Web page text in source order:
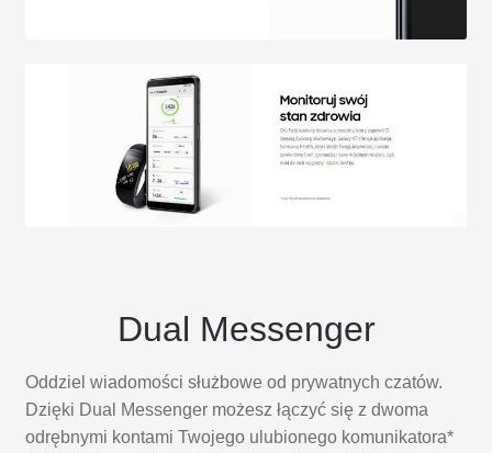
Dual Messenger
Oddziel wiadomości służbowe od prywatnych czatów.
Dzięki Dual Messenger możesz łączyć się z dwoma
odrębnymi kontami Twojego ulubionego komunikatora*